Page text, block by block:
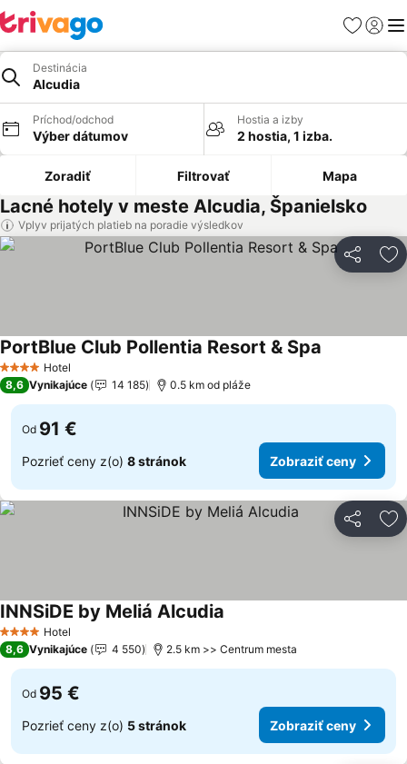
Obľúbené
Destinácia
Alcudia
Príchod/odchod
Výber dátumov
Hostia a izby
2 hostia, 1 izba.
Zoradiť Filtrovať Mapa
Lacné hotely v meste Alcudia, Španielsko
Vplyv prijatých platieb na poradie výsledkov
Zdieľať
4 Počet hviezdičiek
Hotel
PortBlue Club Pollentia Resort & Spa
8,6 Vynikajúce 14 185 0.5 km od pláže
Od 91 €
Pozrieť ceny z(o) 8 stránok Zobraziť ceny
Zdieľať
4 Počet hviezdičiek
Hotel
INNSiDE by Meliá Alcudia
8,6 Vynikajúce 4 550 2.5 km >> Centrum mesta
Od 95 €
Pozrieť ceny z(o) 5 stránok Zobraziť ceny